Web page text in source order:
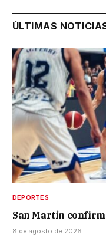
ÚLTIMAS
DEPORTES
San Martín
8 de agosto de 2026